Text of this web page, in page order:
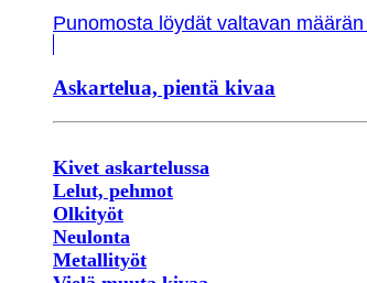
Punomosta löydät valtavan
Askartelua, pientä kivaa
Kivet askartelussa
Lelut, pehmot
Olkityöt
Neulonta
Metallityöt